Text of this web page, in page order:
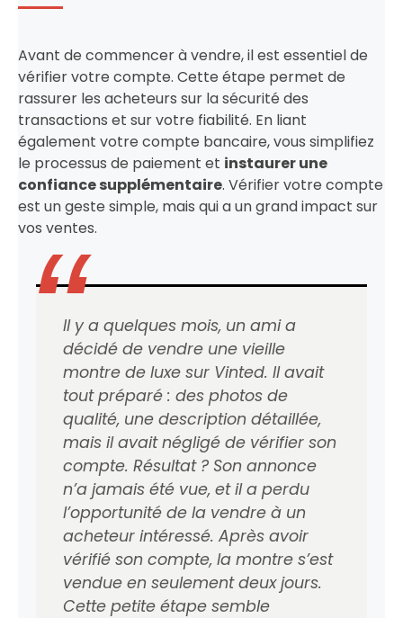
Avant de commencer à vendre, il est essentiel de
vérifier votre compte. Cette étape permet de
rassurer les acheteurs sur la sécurité des
transactions et sur votre fiabilité. En liant
également votre compte bancaire, vous simplifiez
le processus de paiement et instaurer une
confiance supplémentaire. Vérifier votre compte
est un geste simple, mais qui a un grand impact sur
vos ventes.
Il y a quelques mois, un ami a
décidé de vendre une vieille
montre de luxe sur Vinted. Il avait
tout préparé : des photos de
qualité, une description détaillée,
mais il avait négligé de vérifier son
compte. Résultat ? Son annonce
n’a jamais été vue, et il a perdu
l’opportunité de la vendre à un
acheteur intéressé. Après avoir
vérifié son compte, la montre s’est
vendue en seulement deux jours.
Cette petite étape semble